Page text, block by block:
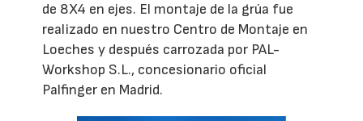
de 8X4 en ejes. El montaje de la grúa fue
realizado en nuestro Centro de Montaje en
Loeches y después carrozada por PAL-
Workshop S.L., concesionario oficial
Palfinger en Madrid.